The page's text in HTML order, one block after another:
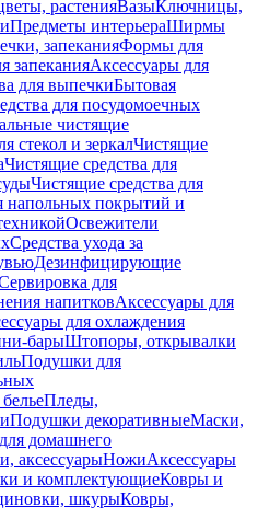
растенияВазыКлючницы,
Предметы интерьераШирмы
запеканияФормы для
запеканияАксессуары для
для выпечкиБытовая
для посудомоечных
чистящие
стекол и зеркалЧистящие
Чистящие средства для
Чистящие средства для
напольных покрытий и
Освежители
Средства ухода за
Дезинфицирующие
для
напитковАксессуары для
для охлаждения
барыШтопоры, открывалки
Подушки для
Пледы,
Подушки декоративныеМаски,
домашнего
аксессуарыНожиАксессуары
и комплектующиеКовры и
шкурыКовры,